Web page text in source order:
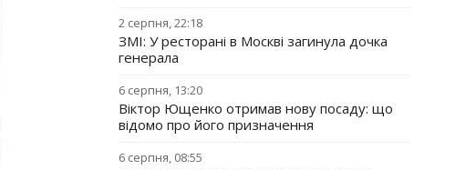
2 серпня, 22:18
ЗМІ: У ресторані в Москві загинула дочка
генерала
6 серпня, 13:20
Віктор Ющенко отримав нову посаду: що
відомо про його призначення
6 серпня, 08:55